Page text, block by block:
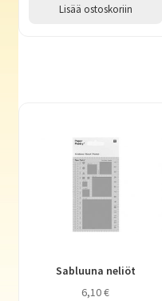
Lisää ostoskoriin
Sabluuna neliöt
6,10€